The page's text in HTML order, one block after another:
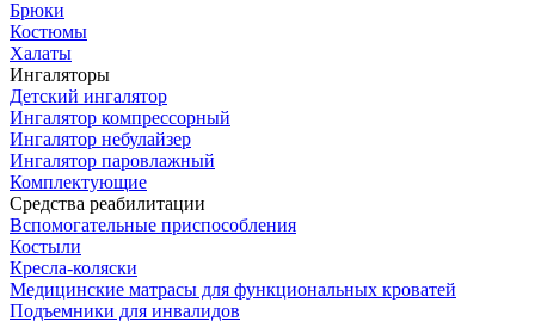
Брюки
Костюмы
Халаты
Ингаляторы
Детский ингалятор
Ингалятор компрессорный
Ингалятор небулайзер
Ингалятор паровлажный
Комплектующие
Средства реабилитации
Вспомогательные приспособления
Костыли
Кресла-коляски
Медицинские матрасы для функциональных кроватей
Подъемники для инвалидов